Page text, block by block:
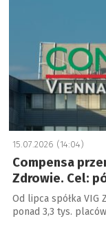
15.07.2026 (14:04)
Compensa
Zdrowie. Cel:
Od lipca spółka VIG
ponad 3,3 tys.